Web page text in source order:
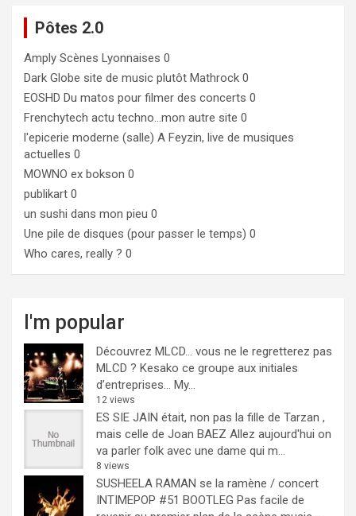
Pôtes 2.0
Amply Scènes Lyonnaises 0
Dark Globe site de music plutôt Mathrock 0
EOSHD Du matos pour filmer des concerts 0
Frenchytech actu techno…mon autre site 0
l'epicerie moderne (salle) A Feyzin, live de musiques
actuelles 0
MOWNO ex bokson 0
publikart 0
un sushi dans mon pieu 0
Une pile de disques (pour passer le temps) 0
Who cares, really ? 0
I'm popular
Découvrez MLCD… vous ne le regretterez pas
MLCD ? Kesako ce groupe aux initiales
d’entreprises… My...
12 views
ES SIE JAIN était, non pas la fille de Tarzan ,
mais celle de Joan BAEZ Allez aujourd'hui on
va parler folk avec une dame qui m...
8 views
SUSHEELA RAMAN se la ramène / concert
INTIMEPOP #51 BOOTLEG Pas facile de